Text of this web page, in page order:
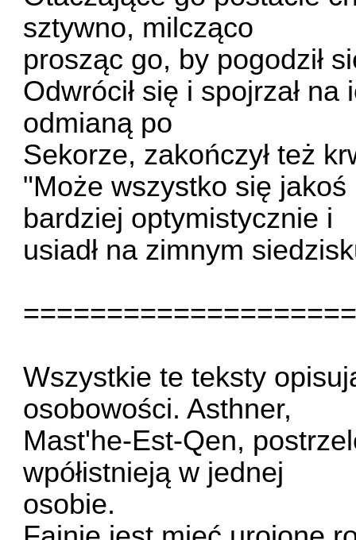
sztywno, milcząco
prosząc go, by pogodził
Odwrócił się i spojrzał na
odmianą po
Sekorze, zakończył też
"Może wszystko się jakoś
bardziej optymistycznie i
usiadł na zimnym
Wszystkie te teksty
osobowości. Asthner,
Mast'he-Est-Qen,
wpółistnieją w jednej
osobie.